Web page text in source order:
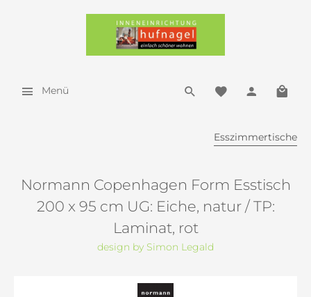
Menü
Esszimmertische
Normann Copenhagen Form Esstisch
200 x 95 cm UG: Eiche, natur / TP:
Laminat, rot
design by Simon Legald